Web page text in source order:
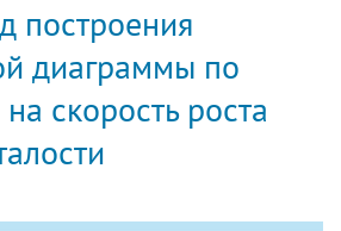
построения
диаграммы по
скорость роста